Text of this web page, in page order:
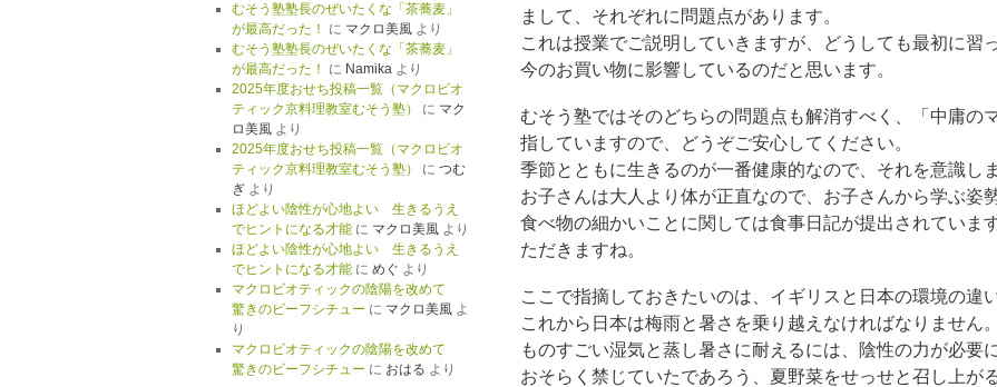
まして、それぞれに問題点があります。
これは授業でご説明していきますが、どうしても最初に習
今のお買い物に影響しているのだと思います。
むそう塾ではそのどちらの問題点も解消すべく、「中庸の
指していますので、どうぞご安心してください。
季節とともに生きるのが一番健康的なので、それを意識し
お子さんは大人より体が正直なので、お子さんから学ぶ姿
食べ物の細かいことに関しては食事日記が提出されていま
ただきますね。
ここで指摘しておきたいのは、イギリスと日本の環境の違
これから日本は梅雨と暑さを乗り越えなければなりません。
ものすごい湿気と蒸し暑さに耐えるには、陰性の力が必要
おそらく禁じていたであろう、夏野菜をせっせと召し上が
むそう塾塾長のぜいたくな「茶蕎麦」
が最高だった！
に マクロ美風より
むそう塾塾長のぜいたくな「茶蕎麦」
が最高だった！
に Namikaより
2025年度おせち投稿一覧（マクロビオ
ティック京料理教室むそう塾）
に マク
ロ美風より
2025年度おせち投稿一覧（マクロビオ
ティック京料理教室むそう塾）
に つむ
ぎより
ほどよい陰性が心地よい 生きるうえ
でヒントになる才能に マクロ美風より
ほどよい陰性が心地よい 生きるうえ
でヒントになる才能に めぐ より
マクロビオティックの陰陽を改めて
驚きのビーフシチュー に マクロ美風よ
り
マクロビオティックの陰陽を改めて
驚きのビーフシチュー に おはる より